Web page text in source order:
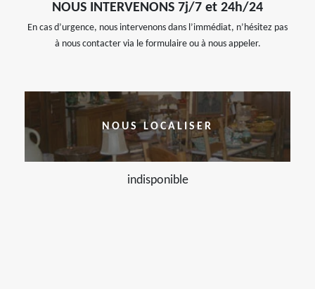
NOUS INTERVENONS 7j/7 et 24h/24
En cas d’urgence, nous intervenons dans l’immédiat, n’hésitez pas
à nous contacter via le formulaire ou à nous appeler.
NOUS LOCALISER
indisponible